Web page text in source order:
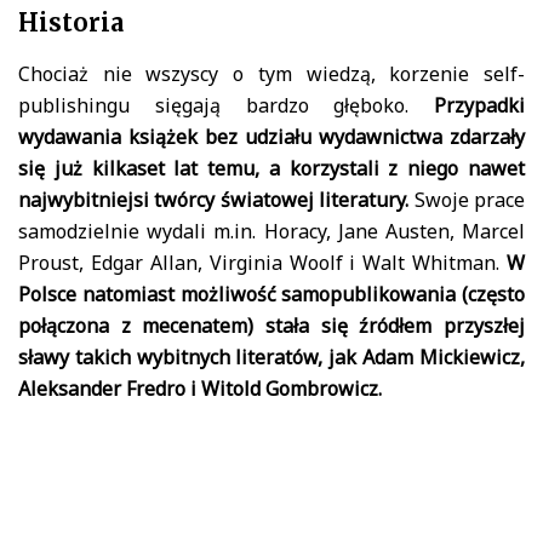
Historia
Chociaż nie wszyscy o tym wiedzą, korzenie self-
publishingu sięgają bardzo głęboko. Przypadki
wydawania książek bez udziału wydawnictwa zdarzały
się już kilkaset lat temu, a korzystali z niego nawet
najwybitniejsi twórcy światowej literatury. Swoje prace
samodzielnie wydali m.in. Horacy, Jane Austen, Marcel
Proust, Edgar Allan, Virginia Woolf i Walt Whitman. W
Polsce natomiast możliwość samopublikowania (często
połączona z mecenatem) stała się źródłem przyszłej
sławy takich wybitnych literatów, jak Adam Mickiewicz,
Aleksander Fredro i Witold Gombrowicz.